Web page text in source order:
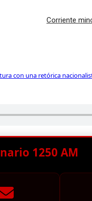
Corriente
con una retórica
1250 AM